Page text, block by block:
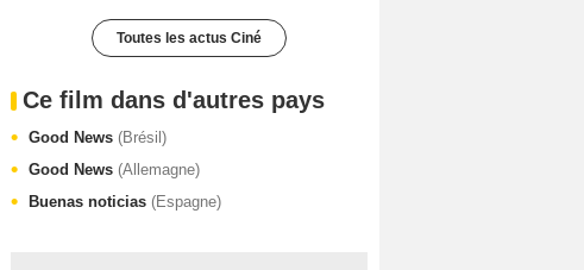
Toutes les actus Ciné
Ce film dans d'autres pays
Good News (Brésil)
Good News (Allemagne)
Buenas noticias (Espagne)